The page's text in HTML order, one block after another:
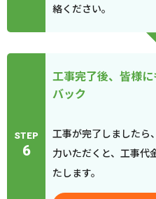
絡ください。
STEP
6
工事完了後、皆様
バック
工事が完了しましたら
力いただくと、工事代
たします。